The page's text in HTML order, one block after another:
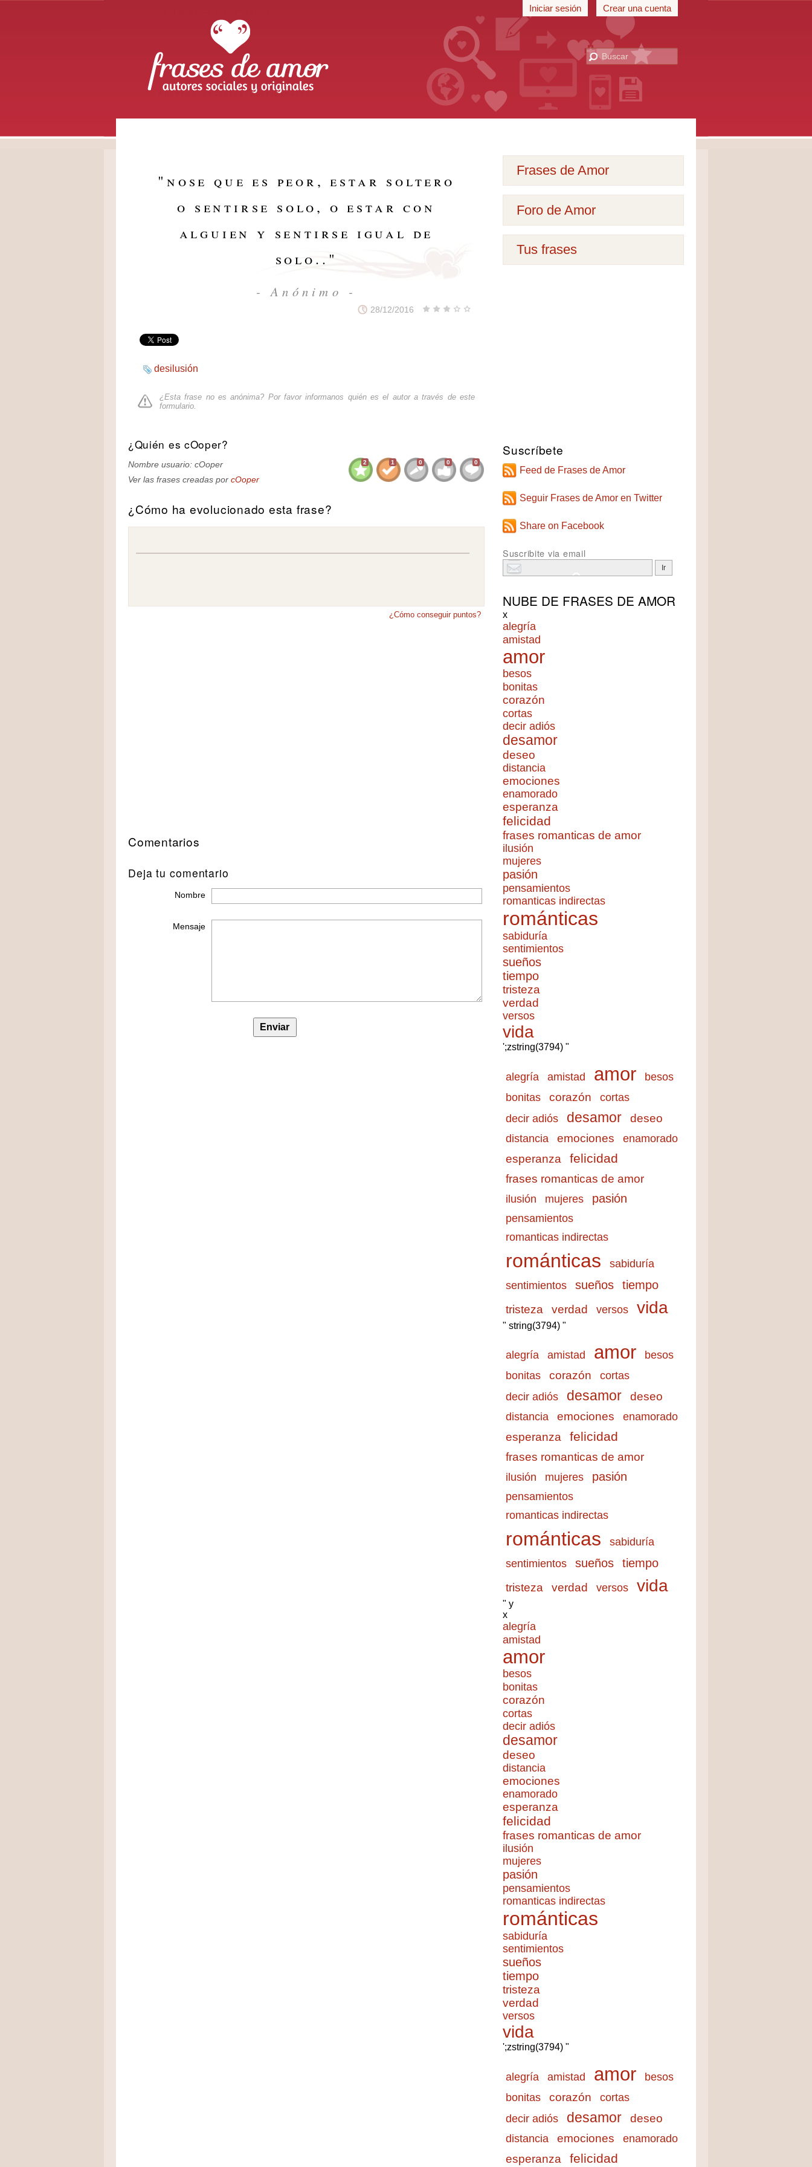
Autores sociales y originales
Iniciar sesión Crear una cuenta
Frases de Amor
Foro de Amor
Tus frases
" nose que es peor, estar soltero
o sentirse solo, o estar con
alguien y sentirse igual de
solo.. "
- Anónimo -
28/12/2016
desilusión
¿Esta frase no es anónima? Por favor informanos quién es el autor a través de este
formulario
¿Quién es cOoper?
2 1 0 0 0
Nombre usuario: cOoper
Ver las frases creadas por cOoper
¿Cómo ha evolucionado esta frase?
¿Cómo conseguir puntos?
Comentarios
Deja tu comentario
Nombre
Mensaje
Suscríbete
Feed de Frases de Amor
Seguir Frases de Amor en Twitter
Share on Facebook
Suscribite via email
NUBE DE FRASES DE AMOR
x
alegría
amistad
amor
besos
bonitas
corazón
cortas
decir adiós
desamor
deseo
distancia
emociones
enamorado
esperanza
felicidad
frases romanticas de amor
ilusión
mujeres
pasión
pensamientos
romanticas indirectas
románticas
sabiduría
sentimientos
sueños
tiempo
tristeza
verdad
versos
vida
';zstring(3794) "
alegría amistad amor besos
bonitas corazón cortas
decir adiós desamor deseo
distancia emociones enamorado
esperanza felicidad
frases romanticas de amor
ilusión mujeres pasión
pensamientos
romanticas indirectas
románticas
sabiduría
sentimientos
sueños tiempo
tristeza verdad versos vida
" string(3794) "
alegría amistad amor besos
bonitas corazón cortas
decir adiós desamor deseo
distancia emociones enamorado
esperanza felicidad
frases romanticas de amor
ilusión mujeres pasión
pensamientos
romanticas indirectas
románticas
sabiduría
sentimientos
sueños tiempo
tristeza verdad versos vida
" y
x
alegría
amistad
amor
besos
bonitas
corazón
cortas
decir adiós
desamor
deseo
distancia
emociones
enamorado
esperanza
felicidad
frases romanticas de amor
ilusión
mujeres
pasión
pensamientos
romanticas indirectas
románticas
sabiduría
sentimientos
sueños
tiempo
tristeza
verdad
versos
vida
';zstring(3794) "
alegría amistad amor besos
bonitas corazón cortas
decir adiós desamor deseo
distancia emociones enamorado
esperanza felicidad